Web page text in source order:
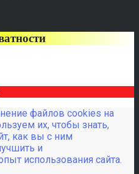
файлов cookies на
их, чтобы знать,
как вы с ним
и
использования сайта.